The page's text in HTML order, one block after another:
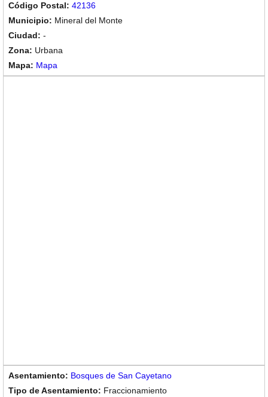
42136
Mineral del Monte
-
Urbana
Mapa
Bosques de San Cayetano
Fraccionamiento